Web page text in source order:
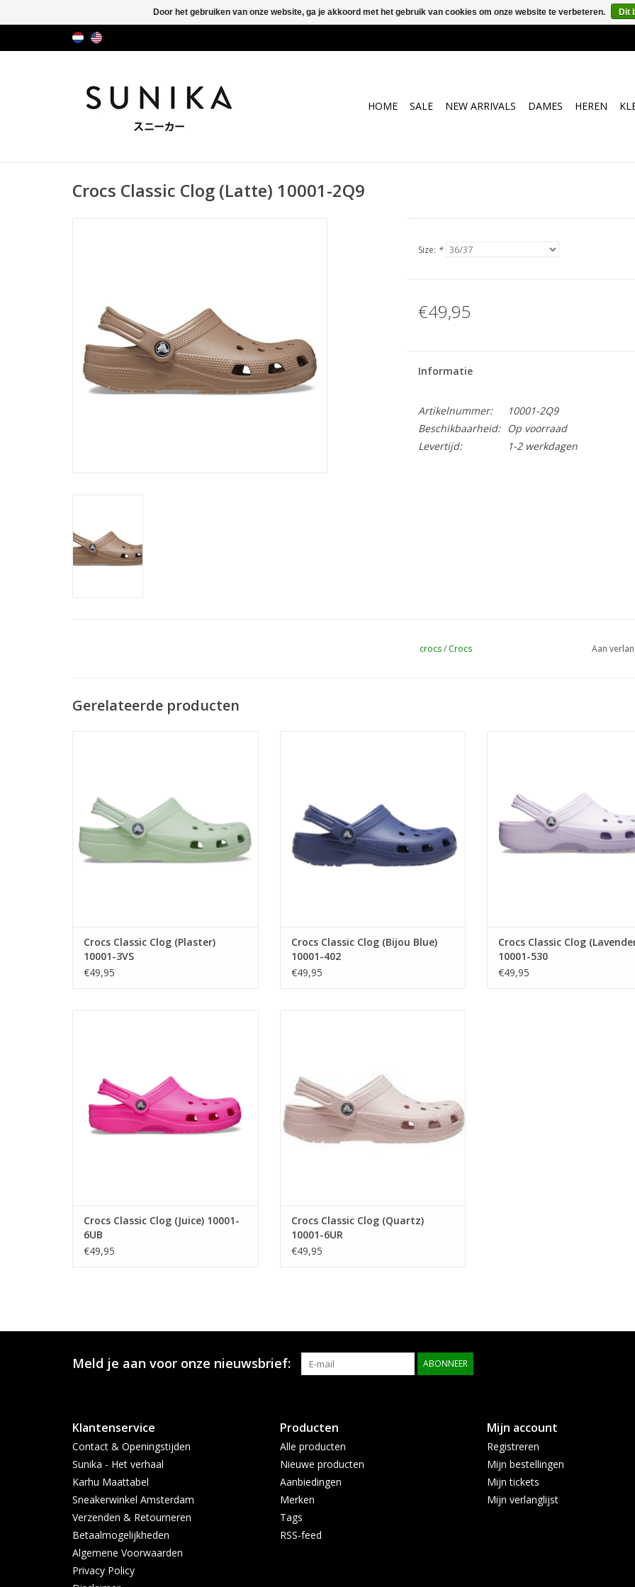
HOME SALE NEW ARRIVALS DAMES HEREN
Crocs Classic Clog (Latte) 10001-2Q9
Size: *
€49,95
Informatie
Artikelnummer:
10001-2Q9
Beschikbaarheid:
Op voorraad
Levertijd:
1-2 werkdagen
crocs/ Crocs Aan
Gerelateerde producten
Crocs Classic Clog (Plaster)
10001-3VS
€49,95
Crocs Classic Clog (Bijou Blue)
10001-402
€49,95
Crocs Classic Clog
10001-530
€49,95
Crocs Classic Clog (Juice) 10001-
6UB
€49,95
Crocs Classic Clog (Quartz)
10001-6UR
€49,95
Meld je aan voor onze nieuwsbrief: ABONNEER
Klantenservice
Contact & Openingstijden
Sunika - Het verhaal
Karhu Maattabel
Sneakerwinkel Amsterdam
Verzenden & Retourneren
Betaalmogelijkheden
Algemene Voorwaarden
Privacy Policy
Producten
Alle producten
Nieuwe producten
Aanbiedingen
Merken
Tags
RSS-feed
Mijn account
Registreren
Mijn bestellingen
Mijn tickets
Mijn verlanglijst
Door het gebruiken van onze website, ga je akkoord met het gebruik van cookies om onze website te verbeteren. Dit